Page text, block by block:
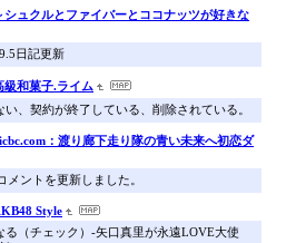
シュクルとファイバーとココナッツが好きな
日記更新
級和菓子.ライム
、契約が終了している、削除されている。
：渡り廊下走り隊の青い未来へ初恋ダ
メントを更新しました。
Style
る（チェック）-矢口真里が永遠LOVE大使